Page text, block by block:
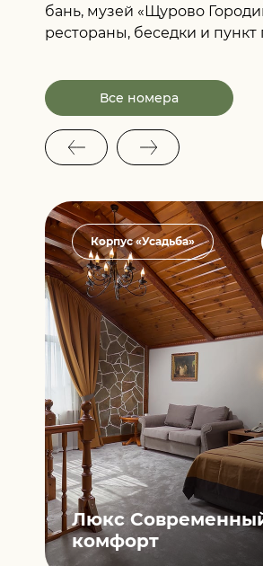
бань, музей «Щурово
рестораны, беседки и пункт
Все номера
Корпус «Усадьба»
Люкс
комфорт